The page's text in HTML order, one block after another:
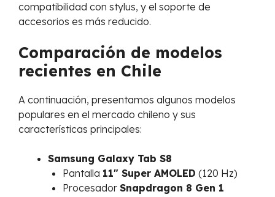
compatibilidad con stylus, y el soporte de
accesorios es más reducido.
Comparación de modelos
recientes en Chile
A continuación, presentamos algunos modelos
populares en el mercado chileno y sus
características principales:
Samsung Galaxy Tab S8
Pantalla 11″ Super AMOLED (120 Hz)
Procesador Snapdragon 8 Gen 1